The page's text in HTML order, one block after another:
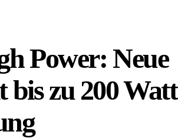
Power: Neue
zu 200 Watt